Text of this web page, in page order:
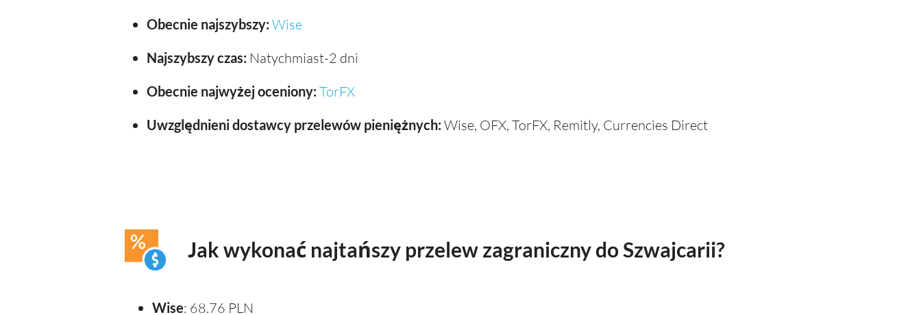
Obecnie najszybszy: Wise
Najszybszy czas: Natychmiast-2 dni
Obecnie najwyżej oceniony: TorFX
Uwzględnieni dostawcy przelewów pieniężnych: Wise, OFX, TorFX, Remitly, Currencies Direct
Jak wykonać najtańszy przelew zagraniczny do Szwajcarii?
Wise: 68.76 PLN